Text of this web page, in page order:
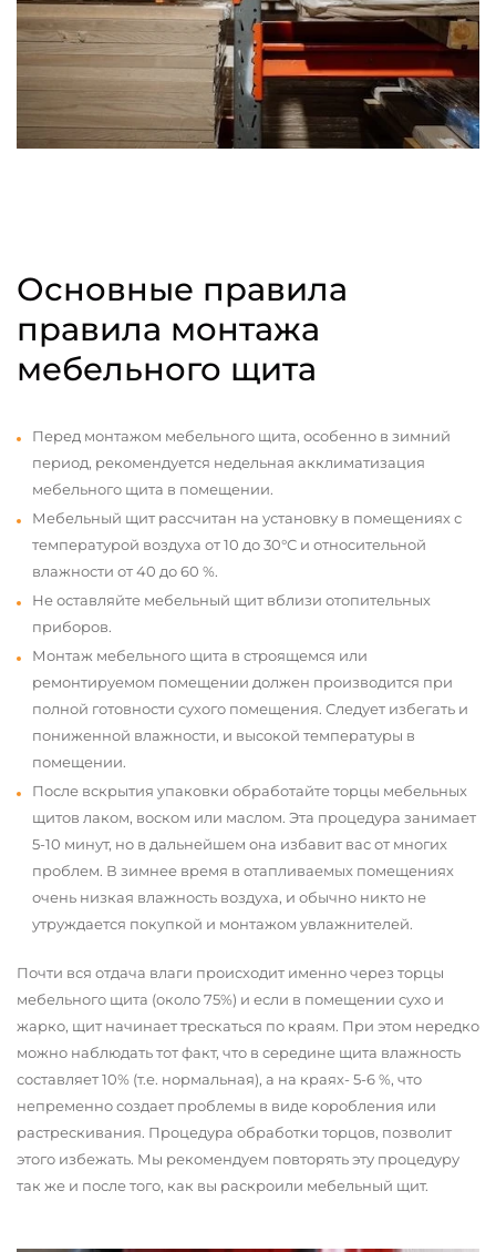
Основные правила
правила монтажа
мебельного щита
Перед монтажом мебельного щита, особенно в зимний
период, рекомендуется недельная акклиматизация
мебельного щита в помещении.
Мебельный щит рассчитан на установку в помещениях с
температурой воздуха от 10 до 30°С и относительной
влажности от 40 до 60 %.
Не оставляйте мебельный щит вблизи отопительных
приборов.
Монтаж мебельного щита в строящемся или
ремонтируемом помещении должен производится при
полной готовности сухого помещения. Следует избегать и
пониженной влажности, и высокой температуры в
помещении.
После вскрытия упаковки обработайте торцы мебельных
щитов лаком, воском или маслом. Эта процедура занимает
5-10 минут, но в дальнейшем она избавит вас от многих
проблем. В зимнее время в отапливаемых помещениях
очень низкая влажность воздуха, и обычно никто не
утруждается покупкой и монтажом увлажнителей.
Почти вся отдача влаги происходит именно через торцы
мебельного щита (около 75%) и если в помещении сухо и
жарко, щит начинает трескаться по краям. При этом нередко
можно наблюдать тот факт, что в середине щита влажность
составляет 10% (т.е. нормальная), а на краях- 5-6 %, что
непременно создает проблемы в виде коробления или
растрескивания. Процедура обработки торцов, позволит
этого избежать. Мы рекомендуем повторять эту процедуру
так же и после того, как вы раскроили мебельный щит.